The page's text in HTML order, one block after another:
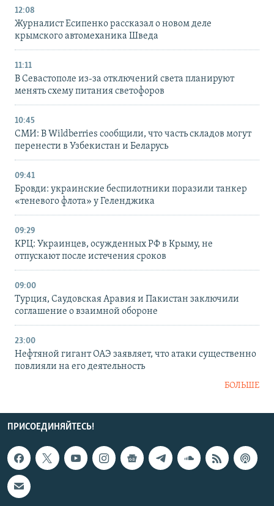
12:08
Журналист Есипенко рассказал о новом деле
крымского автомеханика Шведа
11:11
В Севастополе из-за отключений света планируют
менять схему питания светофоров
10:45
СМИ: В Wildberries сообщили, что часть складов могут
перенести в Узбекистан и Беларусь
09:41
Бровди: украинские беспилотники поразили танкер
«теневого флота» у Геленджика
09:29
КРЦ: Украинцев, осужденных РФ в Крыму, не
отпускают после истечения сроков
09:00
Турция, Саудовская Аравия и Пакистан заключили
соглашение о взаимной обороне
23:00
Нефтяной гигант ОАЭ заявляет, что атаки существенно
повлияли на его деятельность
БОЛЬШЕ
ПРИСОЕДИНЯЙТЕСЬ!